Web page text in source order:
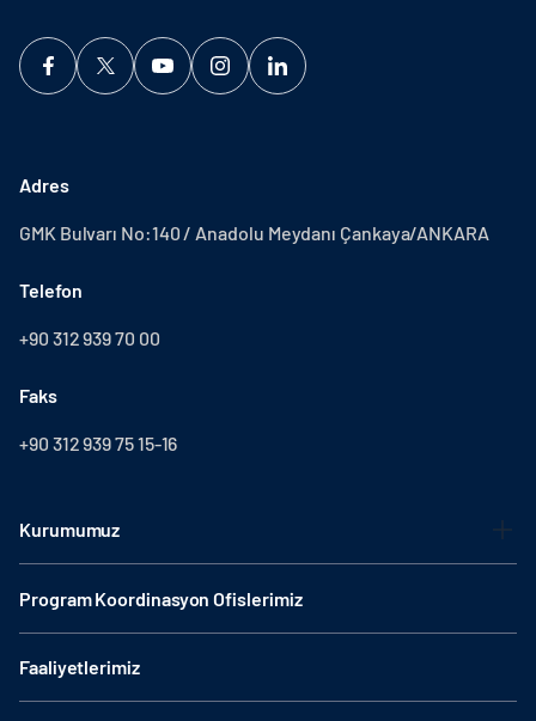
Adres
GMK Bulvarı No:140 / Anadolu Meydanı Çankaya/ANKARA
Telefon
+90 312 939 70 00
Faks
+90 312 939 75 15-16
Kurumumuz
Program Koordinasyon Ofislerimiz
Faaliyetlerimiz